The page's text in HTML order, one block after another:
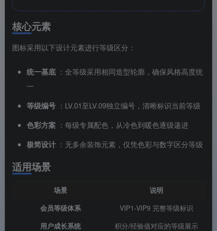
核心元素
图标采用以下设计元素进行等级区分：
统一基底 ：全等级采用相同造型轮廓，确保风格高度统
一
等级编号 ：LV.01至LV.09独立编号，清晰标识当前等级
色彩方案 ：每级专属配色，从冷色到暖色逐级递进
极简设计 ：无多余装饰元素，仅凭色彩与数字区分等级
适用场景
场景
说明
会员等级体系
VIP1-VIP9 完整等级标识
用户成长系统
积分/经验值对应的等级展示